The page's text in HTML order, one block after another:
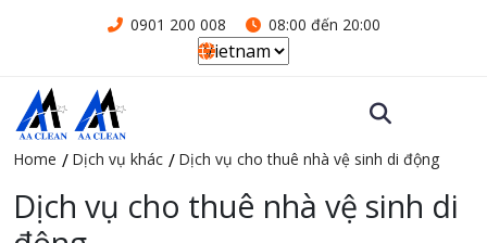
0901 200 008 08:00 đến 20:00
Home Dịch vụ khác Dịch vụ cho thuê nhà vệ sinh di động
Dịch vụ cho thuê nhà vệ sinh di